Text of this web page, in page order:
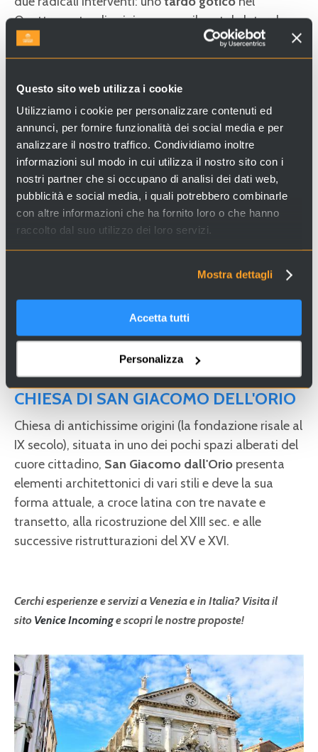
Questo sito web utilizza i cookie
Utilizziamo i cookie per personalizzare contenuti ed
annunci, per fornire funzionalità dei social media e per
analizzare il nostro traffico. Condividiamo inoltre
informazioni sul modo in cui utilizza il nostro sito con i
nostri partner che si occupano di analisi dei dati web,
pubblicità e social media, i quali potrebbero combinarle
con altre informazioni che ha fornito loro o che hanno
raccolto dal suo utilizzo dei loro servizi.
Mostra dettagli
Accetta tutti
Personalizza
Quattrocento, di cui rimangono il portale laterale
archiacuto attribuito a
Bartolomeo Bone il grande
fiorone della facciata, e il secondo agli inizi
Rossi.
Cerchi esperienze e servizi a Venezia e in Italia? Visita il
sitoVenice Incominge scopri le nostre proposte!
CHIESA DI SAN GIACOMO DELL'ORIO
Chiesa di antichissime origini (la fondazione risale al
IX secolo), situata in uno dei pochi spazi alberati del
cuore cittadino, San Giacomo dall'Orio presenta
elementi architettonici di vari stili e deve la sua
forma attuale, a croce latina con tre navate e
transetto, alla ricostruzione del XIII sec. e alle
successive ristrutturazioni del XV e XVI.
Cerchi esperienze e servizi a Venezia e in Italia? Visita il
sito Venice Incominge scopri le nostre proposte!